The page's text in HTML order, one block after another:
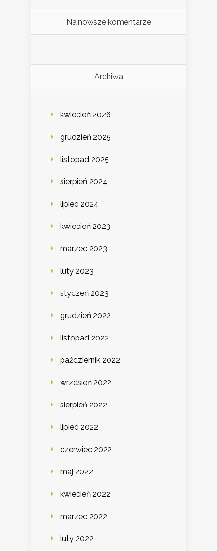
Najnowsze komentarze
Archiwa
kwiecień 2026
grudzień 2025
listopad 2025
sierpień 2024
lipiec 2024
kwiecień 2023
marzec 2023
luty 2023
styczeń 2023
grudzień 2022
listopad 2022
październik 2022
wrzesień 2022
sierpień 2022
lipiec 2022
czerwiec 2022
maj 2022
kwiecień 2022
marzec 2022
luty 2022